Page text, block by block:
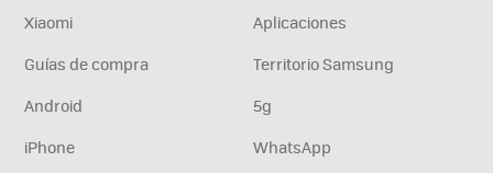
Xiaomi
Aplicaciones
Guías de compra
Territorio Samsung
Android
5g
iPhone
WhatsApp